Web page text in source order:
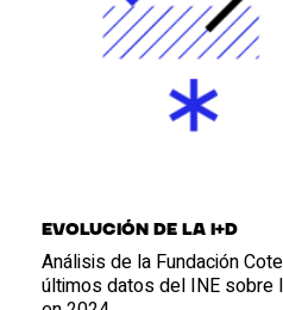
Evolución de la I+D
Análisis de la Fundación
últimos datos del INE sobre